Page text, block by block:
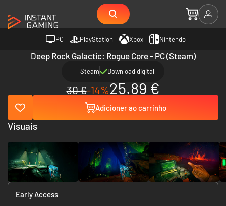
PC PlayStation Xbox Nintendo
Deep Rock Galactic: Rogue Core - PC (Steam)
Steam Download digital
30 €-14%25.89 €
Adicioner ao carrinho
Early Access
Visuais